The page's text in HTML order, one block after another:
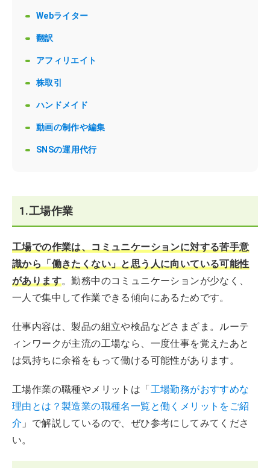
Webライター
翻訳
アフィリエイト
株取引
ハンドメイド
動画の制作や編集
SNSの運用代行
1.工場作業
工場での作業は、コミュニケーションに対する苦手意
識から「働きたくない」と思う人に向いている可能性
があります。勤務中のコミュニケーションが少なく、
一人で集中して作業できる傾向にあるためです。
仕事内容は、製品の組立や検品などさまざま。ルーテ
ィンワークが主流の工場なら、一度仕事を覚えたあと
は気持ちに余裕をもって働ける可能性があります。
工場作業の職種やメリットは「工場勤務がおすすめな
理由とは？製造業の職種名一覧と働くメリットをご紹
介 」で解説しているので、ぜひ参考にしてみてくださ
い。